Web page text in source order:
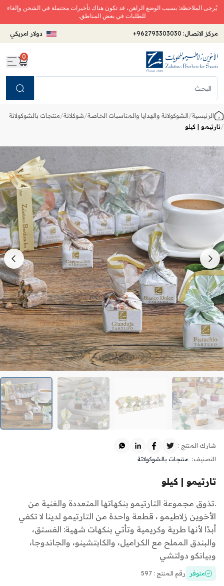
يُرجى الملاحظة: بسبب الوضع الراهن، قد تكون هناك تأخيرات محتملة في الشحن وإلغاء
للطلبات في بعض المناطق.
مركز الاتصال: +962793303030 دولار امريكي
0
الرئيسية/الشوكولاتة والهدايا والمناسبات الخاصة/شوكلاتة/منتجات بالشوكولاتة
/تارتيمو | كيلو
التصنيف: منتجات بالشوكولاتة
شارك المنتج :
تارتيمو | كيلو
.تذوق مجموعة التارتيمو بنكهاتها المتعددة والغنية من
الأخوين زلاطيمو ، قطعة واحدة من التارتيمو لدينا لا تكفي
أبدًا لأنها طرية وكريمية وتأتي بنكهات شهية: الفستق،
والبندق المملح مع الكراميل، والكابتشينو، والجاندوجا،
وبيانكو دولتشي
متوفر رقم المنتج : 597